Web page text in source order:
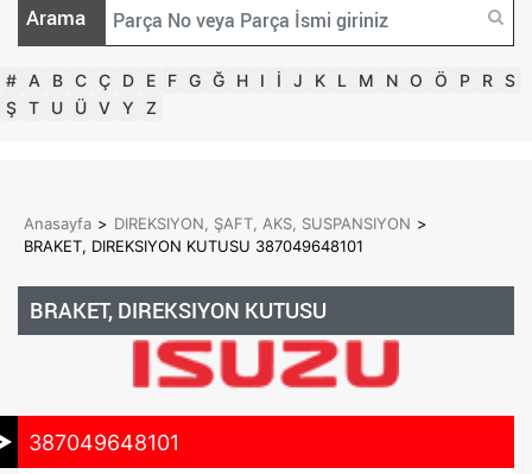
Arama
# A B C Ç D E F G Ğ H I İ J K L M N O Ö P R S
Ş T U Ü V Y Z
Anasayfa > DIREKSIYON, ŞAFT, AKS, SUSPANSIYON >
BRAKET, DIREKSIYON KUTUSU 387049648101
BRAKET, DIREKSIYON KUTUSU
387049648101